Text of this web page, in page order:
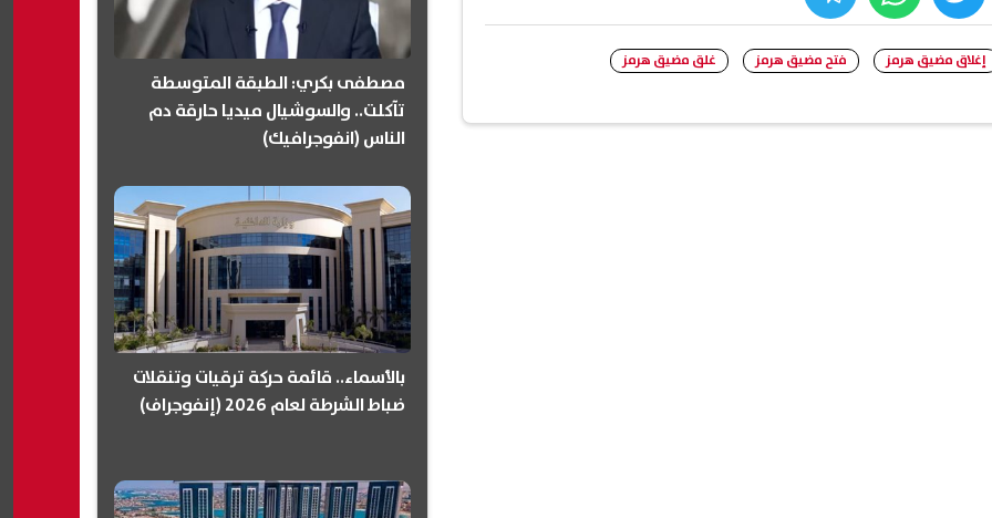
twitter
whats
إغلاق مضيق هرمز فتح مضيق هرمز غلق مضيق هرمز
مصطفى بكري: الطبقة المتوسطة
تآكلت.. والسوشيال ميديا حارقة دم
الناس (انفوجرافيك)
بالأسماء.. قائمة حركة ترقيات وتنقلات
ضباط الشرطة لعام 2026 (إنفوجراف)